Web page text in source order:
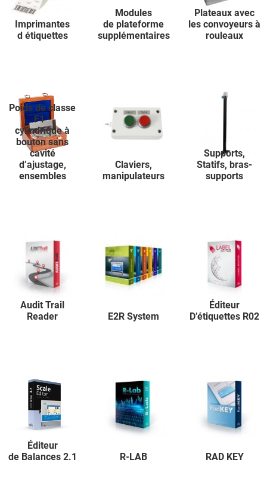
Imprimantes
d étiquettes
Modules
de plateforme
supplémentaires
Plateaux avec
les convoyeurs à
rouleaux
Poids de classe
F1 -
cylindrique à
bouton sans
cavité
d’ajustage,
ensembles
Claviers,
manipulateurs
Supports,
Statifs, bras-
supports
Audit Trail
Reader
E2R System
Éditeur
D’étiquettes R02
Éditeur
de Balances 2.1
R-LAB RAD KEY